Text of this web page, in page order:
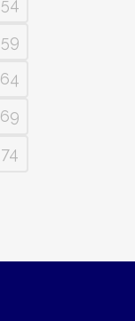
54
59
64
69
74